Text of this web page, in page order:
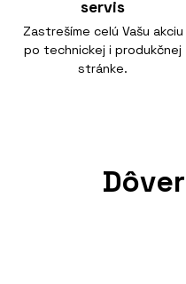
servis
Zastrešíme celú Vašu akciu
po technickej i produkčnej
stránke.